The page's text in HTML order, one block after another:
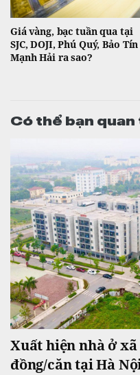
Giá vàng, bạc tuần qua tại
SJC, DOJI, Phú Quý, Bảo Tín
Mạnh Hải ra sao?
Có thể bạn quan
Xuất hiện nhà ở
đồng/căn tại Hà